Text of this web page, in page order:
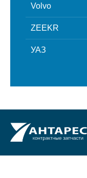
Volvo
ZEEKR
УАЗ